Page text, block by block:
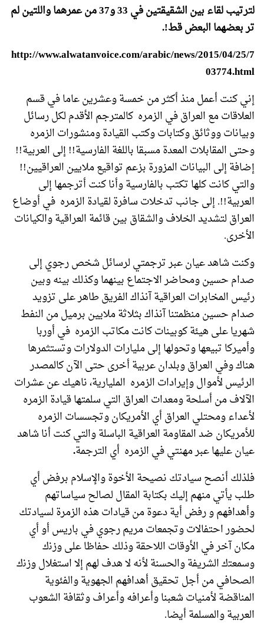
لترتيب لقاء بين الشقيقتين في 33 و37 من عمرهما واللتين لم
تر بعضهما البعض قط!.
http://www.alwatanvoice.com/arabic/news/2015/04/25/7
03774.html
إني كنت أعمل منذ أكثر من خمسة وعشرين عاما في قسم
العلاقات مع العراق في الزمره كالمترجم الأقدم لكل رسائل
وبيانات ووثائق وكتابات وكتب القيادة ومنشورات الزمره
وحتى المقابلات المعدة مسبقا باللغة الفارسية!! إلى العربية!!
إضافة إلى البيانات المزورة بزعم تواقيع ملايين العراقيين!!
والتي كانت كلها تكتب بالفارسية وأنا كنت أترجمها إلى
العربية!!. إلى جانب تدخلات سافرة لقيادة الزمره في أوضاع
العراق لتشديد الخلاف والشقاق بين قائمة العراقية والكيانات
الأخرى.
وكنت شاهد عيان عبر ترجمتي لرسائل شخص رجوي إلى
صدام حسين ومحاضر الاجتماع بينهما وكذلك بينه وبين
رئيس المخابرات العراقية آنذاك الفريق طاهر على تزويد
صدام حسين منظمتنا آنذاك بثلاثة ملايين برميل من النفط
شهريا على هيئة كوبينات كانت مكاتب الزمره في أوربا
وأميركا تبيعها وتحولها إلى مليارات الدولارات وتستثمرها
هناك وفي العراق وبلدان عربية أخرى حتى الآن كالمصدر
الرئيس لأموال وإيرادات الزمره المليارية، ناهيك عن عشرات
الآلاف من أسلحة ومعدات العراق التي سلمتها قيادة الزمره
لأعداء ومحتلي العراق أي الأمريكان وتجسسات الزمره
للأمريكان ضد المقاومة العراقية الباسلة والتي كنت أنا شاهد
عيان عليها عبر مهنتي في الزمره أي الترجمة.
ﻓﻠﺬﻟﻚ ﺃﻧﺼﺢ سيادتك ﻧﺼﻴﺤﺔ ﺍﻷ‌ﺧﻮﺓ ﻭﺍﻹ‌ﺳﻼ‌ﻡ ﺑﺮﻓﺾ أي
طلب يأتي منهم إليك بكتابة المقال لصالح سياساتهم
وأهدافهم و رفض أية دعوة من قيادات هذه الزمرة لسيادتك
ﻟﺤﻀﻮﺭ احتفالات وتجمعات مريم رجوي في باريس أو أي
مكان آخر في الأوقات اللاحقة ﻭﺫﻟﻚ ﺣﻔﺎﻇﺎ ﻋﻠﻰ ﻭﺯﻧك
ﻭﺳﻤﻌﺘك ﺍﻟﺸﺮﻳﻔﺔ ﻭﺍﻟﺤﺴﻨﺔ لأ‌ﻧﻪ ﻻ‌ ﻫﺪﻑ ﻟﻬﻢ ﺇﻻ‌ ﺍﺳﺘﻐﻼ‌ﻝ ﻭﺯﻧك
الصحافي من أجل تحقيق ﺃﻫﺪﺍﻓﻬﻢ الجهوية والفئوية
المناقضة لأمنيات شعبنا وأعرافه وأعراف وثقافة الشعوب
العربية والمسلمة أيضا.